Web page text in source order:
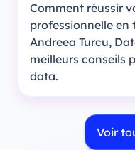
Comment réussir
professionnelle en
Andreea Turcu,
meilleurs conseils
data.
Voir